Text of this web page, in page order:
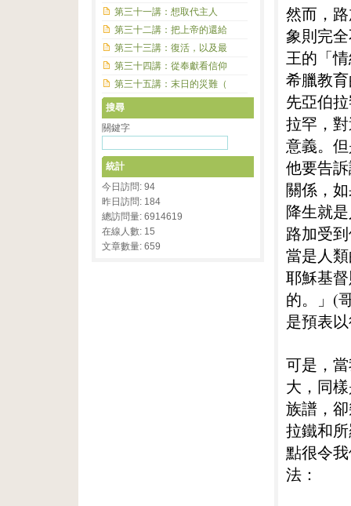
然而，
象則完
王的「
希臘教
先亞伯
拉罕，
意義。
他要告
關係，
降生就
路加受
當是人
耶穌基
的。」(
是預表
可是，
大，同
族譜，
拉鐵和
點很令
法：
第三十一講：想取代主人
第三十二講：把上帝的還給
第三十三講：復活，以及最
第三十四講：從奉獻看信仰
第三十五講：末日的災難（
搜尋
關鍵字
統計
今日訪問: 94
昨日訪問: 184
總訪問量: 6914619
在線人數: 15
文章數量: 659